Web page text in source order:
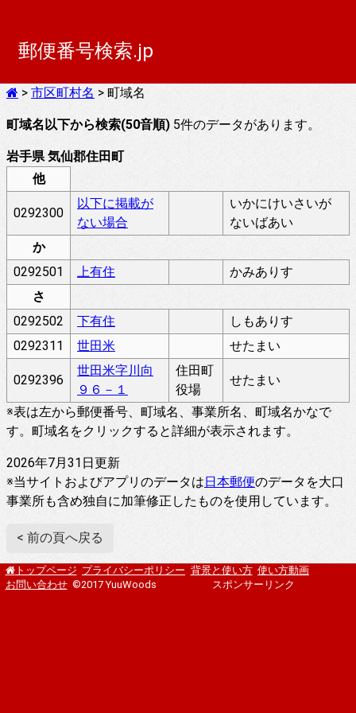
郵便番号検索.jp
> 市区町村名 > 町域名
町域名以下から検索(50音順) 5件のデータがあります。
岩手県 気仙郡住田町
他
0292300
以下に掲載が
ない場合
いかにけいさいが
ないばあい
か
0292501
上有住
かみありす
さ
0292502
下有住
しもありす
0292311
世田米 せたまい
0292396
世田米字川向
９６－１
住田町
役場
せたまい
※表は左から郵便番号、町域名、事業所名、町域名かなで
す。町域名をクリックすると詳細が表示されます。
2026年7月31日更新
※当サイトおよびアプリのデータは日本郵便のデータを大口
事業所も含め独自に加筆修正したものを使用しています。
< 前の頁へ戻る
トップページ プライバシーポリシー 背景と使い方 使い方動画
お問い合わせ ©2017 YuuWoods スポンサーリンク